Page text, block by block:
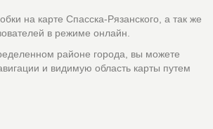
на карте Спасска-Рязанского, а так же
в режиме онлайн.
районе города, вы можете
и видимую область карты путем